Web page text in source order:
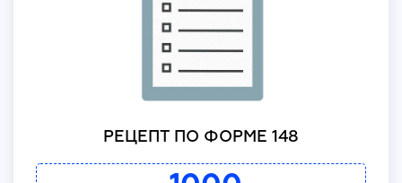
РЕЦЕПТ ПО ФОРМЕ 148